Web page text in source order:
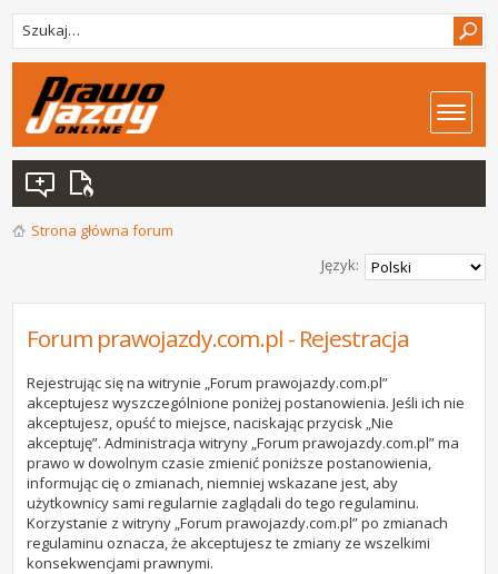
Strona główna forum
Język:
Forum prawojazdy.com.pl - Rejestracja
Rejestrując się na witrynie „Forum prawojazdy.com.pl”
akceptujesz wyszczególnione poniżej postanowienia. Jeśli ich nie
akceptujesz, opuść to miejsce, naciskając przycisk „Nie
akceptuję”. Administracja witryny „Forum prawojazdy.com.pl” ma
prawo w dowolnym czasie zmienić poniższe postanowienia,
informując cię o zmianach, niemniej wskazane jest, aby
użytkownicy sami regularnie zaglądali do tego regulaminu.
Korzystanie z witryny „Forum prawojazdy.com.pl” po zmianach
regulaminu oznacza, że akceptujesz te zmiany ze wszelkimi
konsekwencjami prawnymi.